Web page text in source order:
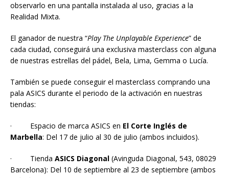
observarlo en una pantalla instalada al uso, gracias a la
Realidad Mixta.
El ganador de nuestra “Play The Unplayable Experience” de
cada ciudad, conseguirá una exclusiva masterclass con alguna
de nuestras estrellas del pádel, Bela, Lima, Gemma o Lucía.
También se puede conseguir el masterclass comprando una
pala ASICS durante el periodo de la activación en nuestras
tiendas:
· Espacio de marca ASICS en El Corte Inglés de
Marbella: Del 17 de julio al 30 de julio (ambos incluidos).
· Tienda ASICS Diagonal (Avinguda Diagonal, 543, 08029
Barcelona): Del 10 de septiembre al 23 de septiembre (ambos